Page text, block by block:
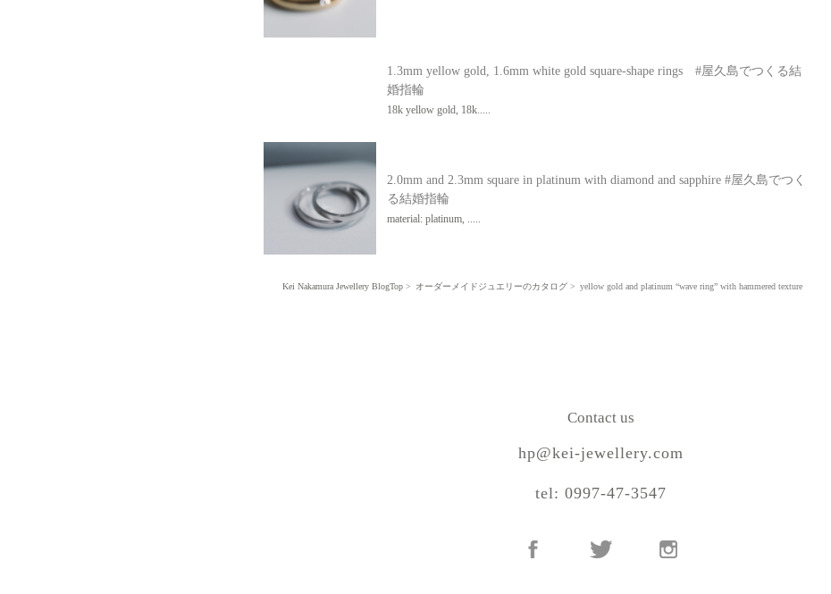
1.3mm yellow gold, 1.6mm white gold square-shape rings #屋久島でつくる結
婚指輪
18k yellow gold, 18k.....
2.0mm and 2.3mm square in platinum with diamond and sapphire #屋久島でつく
る結婚指輪
material: platinum, .....
Kei Nakamura Jewellery BlogTop オーダーメイドジュエリーのカタログ yellow gold and platinum “wave ring” with hammered texture
Contact us
hp@kei-jewellery.com
tel: 0997-47-3547